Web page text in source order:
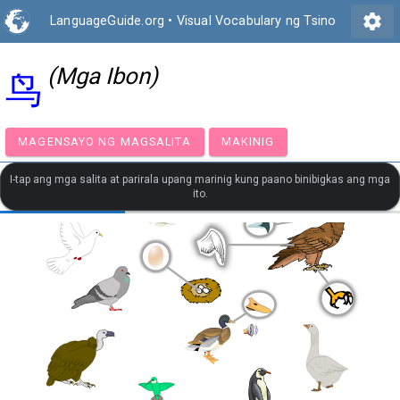
LanguageGuide.org • Visual Vocabulary ng Tsino settings
鸟 (Mga Ibon)
MAGENSAYO NG MAGSALITA MAKINIG
I-tap ang mga salita at parirala upang marinig kung paano binibigkas ang mga
ito.